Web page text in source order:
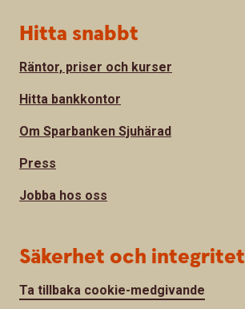
Hitta snabbt
Räntor, priser och kurser
Hitta bankkontor
Om Sparbanken Sjuhärad
Press
Jobba hos oss
Säkerhet och integritet
Ta tillbaka cookie-medgivande